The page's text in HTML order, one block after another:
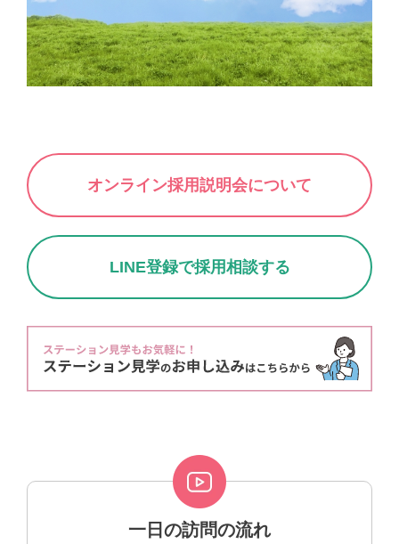
オンライン採用説明会について
LINE登録で採用相談する
一日の訪問の流れ